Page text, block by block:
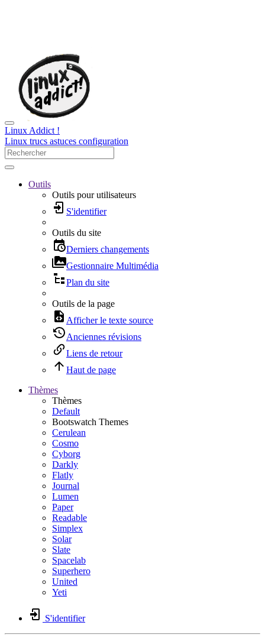
Linux Addict !
Linux trucs astuces configuration
Outils
Outils pour utilisateurs
S'identifier
Outils du site
Derniers changements
Gestionnaire Multimédia
Plan du site
Outils de la page
Afficher le texte source
Anciennes révisions
Liens de retour
Haut de page
Thèmes
Thèmes
Default
Bootswatch Themes
Cerulean
Cosmo
Cyborg
Darkly
Flatly
Journal
Lumen
Paper
Readable
Simplex
Solar
Slate
Spacelab
Superhero
United
Yeti
S'identifier